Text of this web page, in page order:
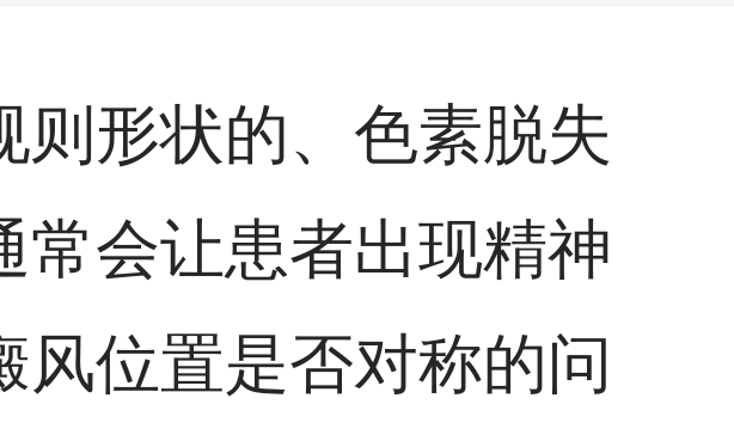
则形状的、色素脱失
常会让患者出现精神
风位置是否对称的问